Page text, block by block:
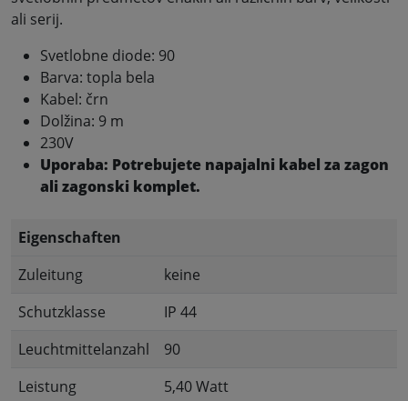
ali serij.
Svetlobne diode: 90
Barva: topla bela
Kabel: črn
Dolžina: 9 m
230V
Uporaba: Potrebujete napajalni kabel za zagon
ali zagonski komplet.
Eigenschaften
Zuleitung
keine
Schutzklasse
IP 44
Leuchtmittelanzahl
90
Leistung
5,40 Watt